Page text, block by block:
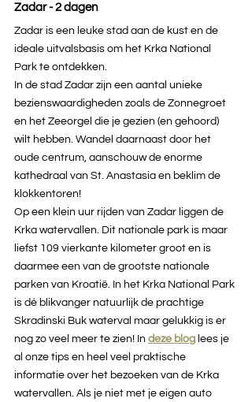
Zadar - 2 dagen
Zadar is een leuke stad aan de kust en de
ideale uitvalsbasis om het Krka National
Park te ontdekken.
In de stad Zadar zijn een aantal unieke
bezienswaardigheden zoals de Zonnegroet
en het Zeeorgel die je gezien (en gehoord)
wilt hebben. Wandel daarnaast door het
oude centrum, aanschouw de enorme
kathedraal van St. Anastasia en beklim de
klokkentoren!
Op een klein uur rijden van Zadar liggen de
Krka watervallen. Dit nationale park is maar
liefst 109 vierkante kilometer groot en is
daarmee een van de grootste nationale
parken van Kroatië. In het Krka National Park
is dé blikvanger natuurlijk de prachtige
Skradinski Buk waterval maar gelukkig is er
nog zo veel meer te zien! In deze blog lees je
al onze tips en heel veel praktische
informatie over het bezoeken van de Krka
watervallen. Als je niet met je eigen auto